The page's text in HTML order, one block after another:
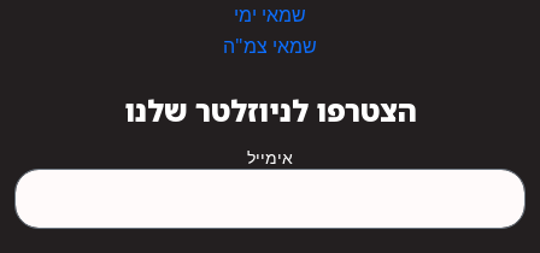
שמאי ימי
שמאי צמ"ה
הצטרפו לניוזלטר שלנו
אימייל